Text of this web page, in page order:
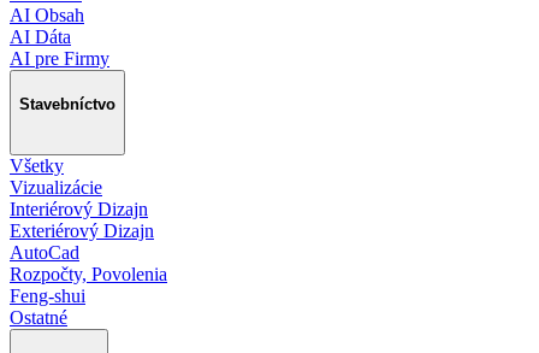
AI Obsah
AI Dáta
AI pre Firmy
Stavebníctvo
Všetky
Vizualizácie
Interiérový Dizajn
Exteriérový Dizajn
AutoCad
Rozpočty, Povolenia
Feng-shui
Ostatné